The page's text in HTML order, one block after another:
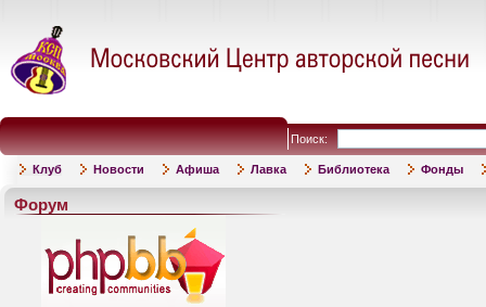
Поиск:
Клуб Новости Афиша Лавка Библиотека Фонды
Форум